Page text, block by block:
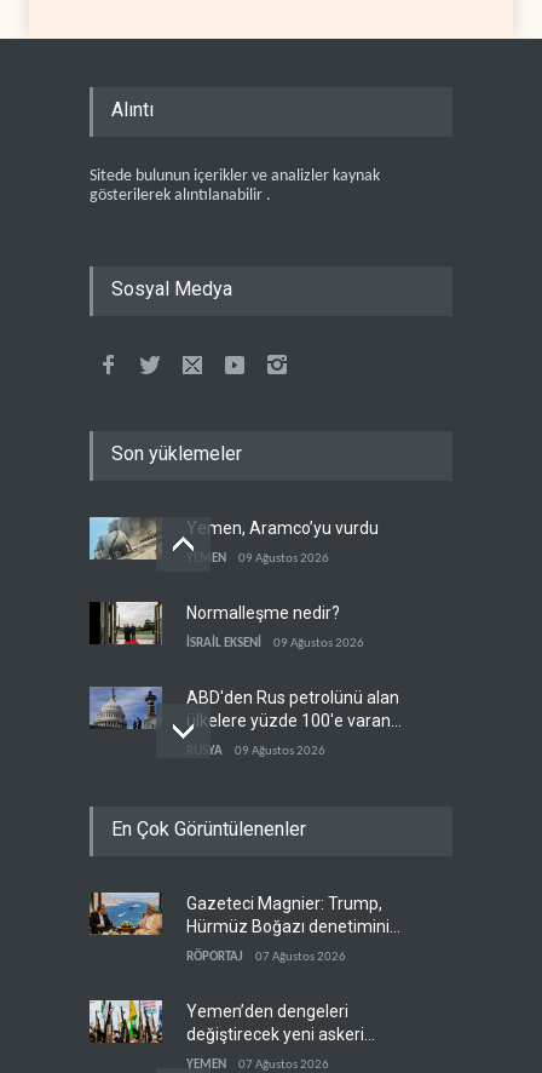
Alıntı
Sitede bulunun içerikler ve analizler kaynak
gösterilerek alıntılanabilir .
Sosyal Medya
Son yüklemeler
Yemen, Aramco’yu vurdu
YEMEN 09 Ağustos 2026
Normalleşme nedir?
İSRAİL EKSENİ 09 Ağustos 2026
ABD'den Rus petrolünü alan
ülkelere yüzde 100'e varan
gümrük vergisi
RUSYA 09 Ağustos 2026
süreci yerine soruşturma
Hürmüz krizi Guyana ve
Afrika'daki petrol
üreticilerine yaradı
09 Ağustos 2026
En Çok Görüntülenenler
Gazeteci Magnier: Trump,
Hürmüz Boğazı denetimini
doğrudan İran ve Umman'a
RÖPORTAJ 07 Ağustos 2026
Yemen’den dengeleri
değiştirecek yeni askeri
denklem
YEMEN 07 Ağustos 2026